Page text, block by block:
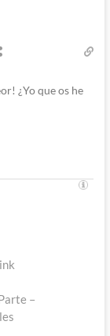
¿Yo que os he
–